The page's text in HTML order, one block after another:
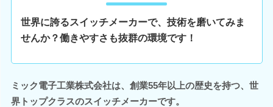
世界に誇るスイッチメーカーで、技術を磨いてみま
せんか？働きやすさも抜群の環境です！
ミック電子工業株式会社は、創業55年以上の歴史を持つ、世
界トップクラスのスイッチメーカーです。